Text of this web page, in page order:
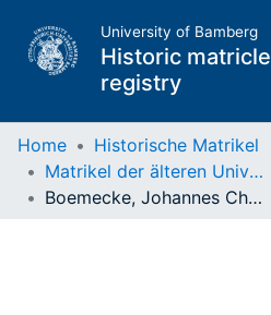
University of Bamberg
Historic matricle
registry
Matrikel
Home
Historische Matrikel
Matrikel der älteren Universität
Boemecke, Johannes Christian